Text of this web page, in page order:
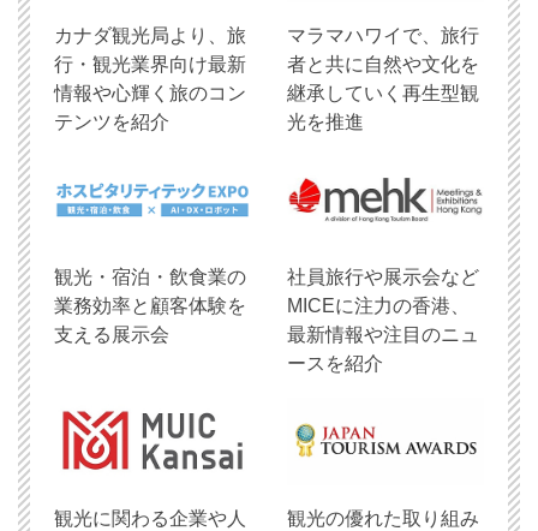
​カナダ観光局より、旅
行・観光業界向け最新
情報や心輝く旅のコン
テンツを紹介
マラマハワイで、旅行
者と共に自然や文化を
継承していく再生型観
光を推進
観光・宿泊・飲食業の
業務効率と顧客体験を
支える展示会
社員旅行や展示会など
MICEに注力の香港、
最新情報や注目のニュ
ースを紹介
観光に関わる企業や人
観光の優れた取り組み